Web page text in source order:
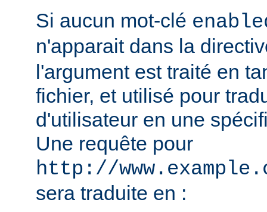
Si aucun mot-clé
n'apparait dans la
l'argument est traité en
fichier, et utilisé pour
d'utilisateur en une
Une requête pour
http://
sera traduite en :